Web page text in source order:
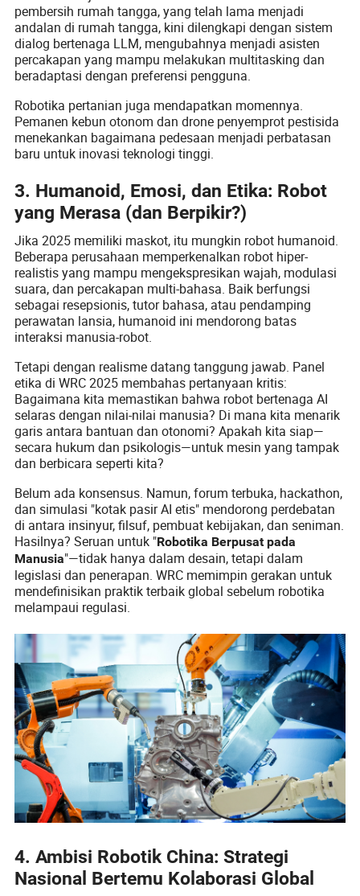
pembersih rumah tangga, yang telah lama menjadi
andalan di rumah tangga, kini dilengkapi dengan sistem
dialog bertenaga LLM, mengubahnya menjadi asisten
percakapan yang mampu melakukan multitasking dan
beradaptasi dengan preferensi pengguna.
Robotika pertanian juga mendapatkan momennya.
Pemanen kebun otonom dan drone penyemprot pestisida
menekankan bagaimana pedesaan menjadi perbatasan
baru untuk inovasi teknologi tinggi.
3. Humanoid, Emosi, dan Etika: Robot
yang Merasa (dan Berpikir?)
Jika 2025 memiliki maskot, itu mungkin robot humanoid.
Beberapa perusahaan memperkenalkan robot hiper-
realistis yang mampu mengekspresikan wajah, modulasi
suara, dan percakapan multi-bahasa. Baik berfungsi
sebagai resepsionis, tutor bahasa, atau pendamping
perawatan lansia, humanoid ini mendorong batas
interaksi manusia-robot.
Tetapi dengan realisme datang tanggung jawab. Panel
etika di WRC 2025 membahas pertanyaan kritis:
Bagaimana kita memastikan bahwa robot bertenaga AI
selaras dengan nilai-nilai manusia? Di mana kita menarik
garis antara bantuan dan otonomi? Apakah kita siap—
secara hukum dan psikologis—untuk mesin yang tampak
dan berbicara seperti kita?
Belum ada konsensus. Namun, forum terbuka, hackathon,
dan simulasi "kotak pasir AI etis" mendorong perdebatan
di antara insinyur, filsuf, pembuat kebijakan, dan seniman.
Hasilnya? Seruan untuk "Robotika Berpusat pada
Manusia"—tidak hanya dalam desain, tetapi dalam
legislasi dan penerapan. WRC memimpin gerakan untuk
mendefinisikan praktik terbaik global sebelum robotika
melampaui regulasi.
4. Ambisi Robotik China: Strategi
Nasional Bertemu Kolaborasi Global